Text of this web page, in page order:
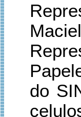
do